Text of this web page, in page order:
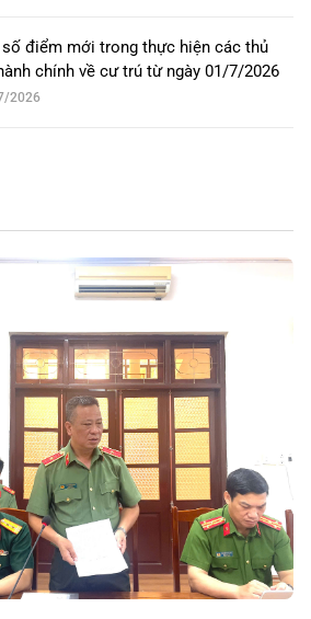
điểm mới trong thực hiện các thủ
chính về cư trú từ ngày 01/7/2026
2026